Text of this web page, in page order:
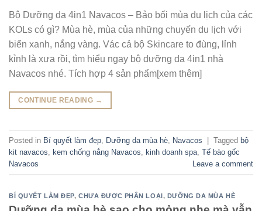
Bộ Dưỡng da 4in1 Navacos – Bảo bối mùa du lịch của các
KOLs có gì? Mùa hè, mùa của những chuyến du lịch với
biển xanh, nắng vàng. Vác cả bộ Skincare to đùng, lỉnh
kỉnh là xưa rồi, tìm hiểu ngay bộ dưỡng da 4in1 nhà
Navacos nhé. Tích hợp 4 sản phẩm[xem thêm]
CONTINUE READING →
Posted in Bí quyết làm đẹp Dưỡng da mùa hè Navacos | Tagged bộ
kit navacos kem chống nắng Navacos kinh doanh spa Tế bào gốc
Navacos
Leave a comment
BÍ QUYẾT LÀM ĐẸP,CHƯA ĐƯỢC PHÂN LOẠI , DƯỠNG DA MÙA HÈ